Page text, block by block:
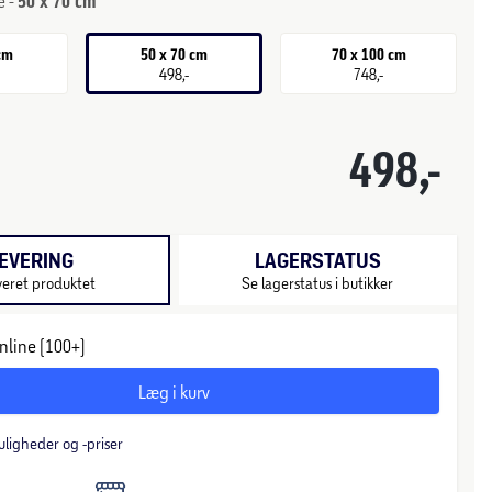
50 x 70 cm
498,-
70 x 100 cm
748,-
498,-
produktet
LAGERSTATUS
Se lagerstatus i butikker
(100+)
Læg i kurv
og -priser